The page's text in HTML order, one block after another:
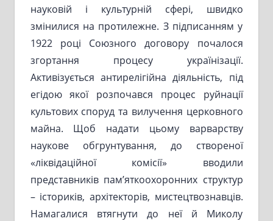
науковій і культурній сфері, швидко
змінилися на протилежне. З підписанням у
1922 році Союзного договору почалося
згортання процесу українізації.
Активізується антирелігійна діяльність, під
егідою якої розпочався процес руйнації
культових споруд та вилучення церковного
майна. Щоб надати цьому варварству
наукове обгрунтування, до створеної
«ліквідаційної комісії» вводили
представників пам’яткоохоронних структур
– істориків, архітекторів, мистецтвознавців.
Намагалися втягнути до неї й Миколу